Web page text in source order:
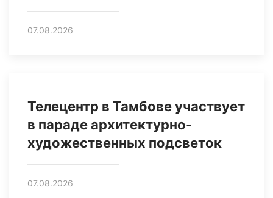
07.08.2026
Телецентр в Тамбове участвует
в параде архитектурно-
художественных подсветок
07.08.2026